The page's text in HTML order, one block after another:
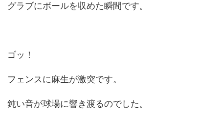
グラブにボールを収めた瞬間です。
ゴッ！
フェンスに麻生が激突です。
鈍い音が球場に響き渡るのでした。